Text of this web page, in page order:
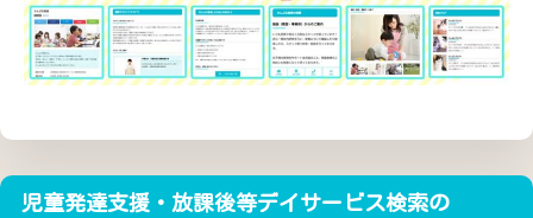
児童発達支援・放課後等デイサービス検索の